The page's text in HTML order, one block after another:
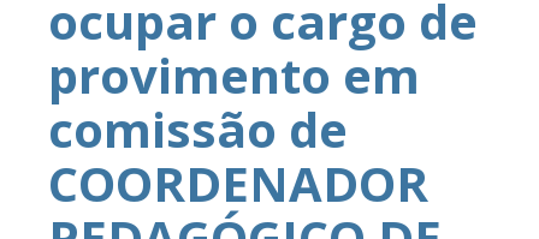
ocupar o cargo de
provimento em
comissão de
COORDENADOR